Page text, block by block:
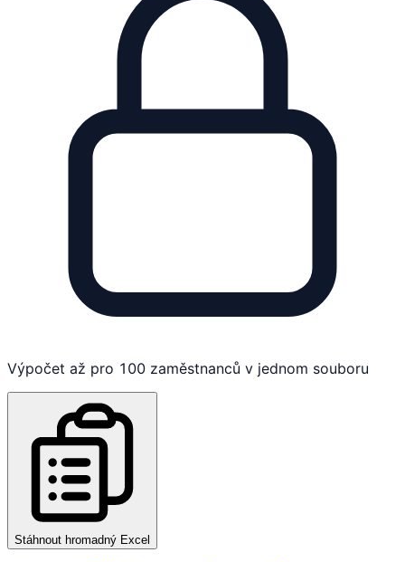
Výpočet až pro 100 zaměstnanců v jednom souboru
Stáhnout hromadný Excel